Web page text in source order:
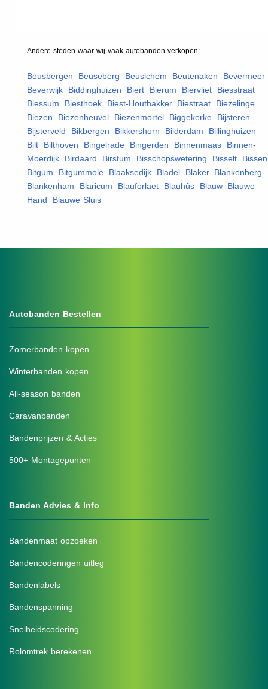
Andere steden waar wij vaak autobanden verkopen:
Beusbergen Beuseberg Beusichem Beutenaken Bevermeer,
Beverwijk
Biddinghuizen Biert Bierum Biervliet Biesstraat
Biessum
Biesthoek Biest-Houthakker, Biestraat Biezelinge
Biezen
Biezenheuvel Biezenmortel Biggekerke Bijsteren
Bijsterveld
Bikbergen Bikkershorn Bilderdam Billinghuizen
Bilt
Bilthoven Bingelrade Bingerden Binnenmaas
Binnen-
Moerdijk
Birdaard Birstum Bisschopswetering Bisselt Bissen
Bitgum
Bitgummole Blaaksedijk Bladel Blaker, Blankenberg
Blankenham
Blaricum Blauforlaet Blauhûs Blauw, Blauwe
Hand
Blauwe Sluis
Autobanden Bestellen
Zomerbanden kopen
Winterbanden kopen
All-season banden
Caravanbanden
Bandenprijzen & Acties
500+ Montagepunten
Banden Advies & Info
Bandenmaat opzoeken
Bandencoderingen uitleg
Bandenlabels
Bandenspanning
Snelheidscodering
Rolomtrek berekenen